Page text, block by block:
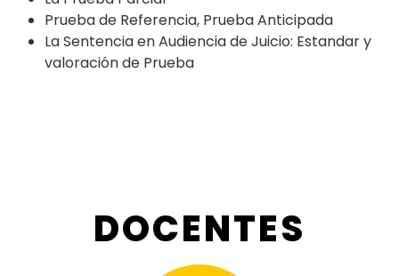
Prueba de Referencia, Prueba Anticipada
La Sentencia en Audiencia de Juicio: Estandar y
valoración de Prueba
DOCENTES